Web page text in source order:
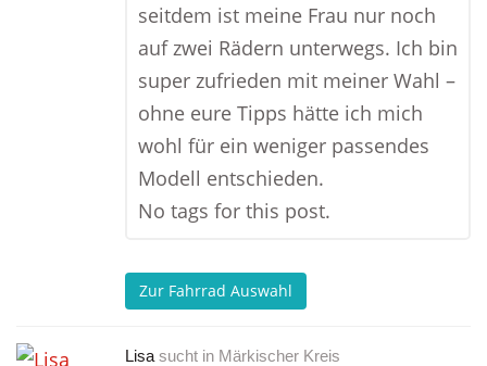
seitdem ist meine Frau nur noch
auf zwei Rädern unterwegs. Ich bin
super zufrieden mit meiner Wahl –
ohne eure Tipps hätte ich mich
wohl für ein weniger passendes
Modell entschieden.
No tags for this post.
Zur Fahrrad Auswahl
Lisa sucht in Märkischer Kreis